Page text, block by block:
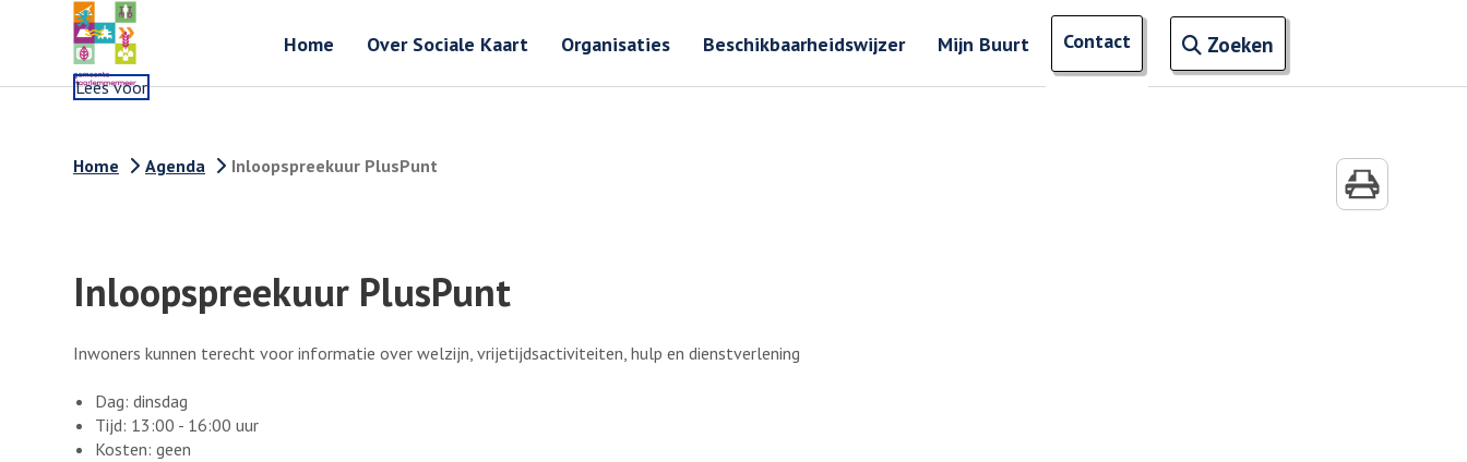
Home Over Sociale Kaart Organisaties Beschikbaarheidswijzer Mijn Buurt Contact ZoekenOpen zoekveld
Lees voor
Zoeken naar ingevoerde termen
Home Agenda Inloopspreekuur PlusPunt
Inloopspreekuur PlusPunt
Inwoners kunnen terecht voor informatie over welzijn, vrijetijdsactiviteiten, hulp en dienstverlening
Dag: dinsdag
Tijd: 13:00 - 16:00 uur
Kosten: geen